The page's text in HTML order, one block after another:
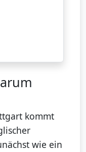
kommt
wie ein